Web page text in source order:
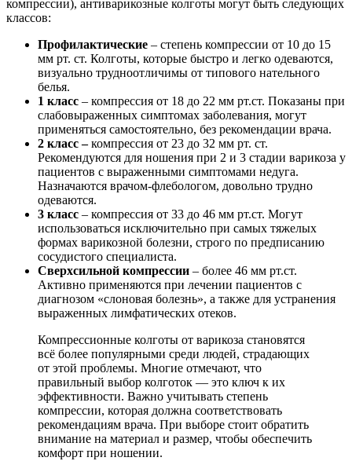
компрессии), антиварикозные колготы могут быть следующих
классов:
Профилактические – степень компрессии от 10 до 15
мм рт. ст. Колготы, которые быстро и легко одеваются,
визуально трудноотличимы от типового нательного
белья.
1 класс – компрессия от 18 до 22 мм рт.ст. Показаны при
слабовыраженных симптомах заболевания, могут
применяться самостоятельно, без рекомендации врача.
2 класс –компрессия от 23 до 32 мм рт. ст.
Рекомендуются для ношения при 2 и 3 стадии варикоза у
пациентов с выраженными симптомами недуга.
Назначаются врачом-флебологом, довольно трудно
одеваются.
3 класс – компрессия от 33 до 46 мм рт.ст. Могут
использоваться исключительно при самых тяжелых
формах варикозной болезни, строго по предписанию
сосудистого специалиста.
Сверхсильной компрессии – более 46 мм рт.ст.
Активно применяются при лечении пациентов с
диагнозом «слоновая болезнь», а также для устранения
выраженных лимфатических отеков.
Компрессионные колготы от варикоза становятся
всё более популярными среди людей, страдающих
от этой проблемы. Многие отмечают, что
правильный выбор колготок — это ключ к их
эффективности. Важно учитывать степень
компрессии, которая должна соответствовать
рекомендациям врача. При выборе стоит обратить
внимание на материал и размер, чтобы обеспечить
комфорт при ношении.